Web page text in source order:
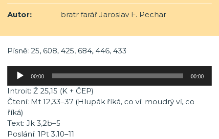
Autor: bratr farář Jaroslav F. Pechar
Písně: 25, 608, 425, 684, 446, 433
Audio
00:00 00:00
Introit: Ž 25,15 (K + ČEP)
Čtení: Mt 12,33–37 (Hlupák říká, co ví; moudrý ví, co
říká)
Text: Jk 3,2b–5
Poslání: 1Pt 3,10–11